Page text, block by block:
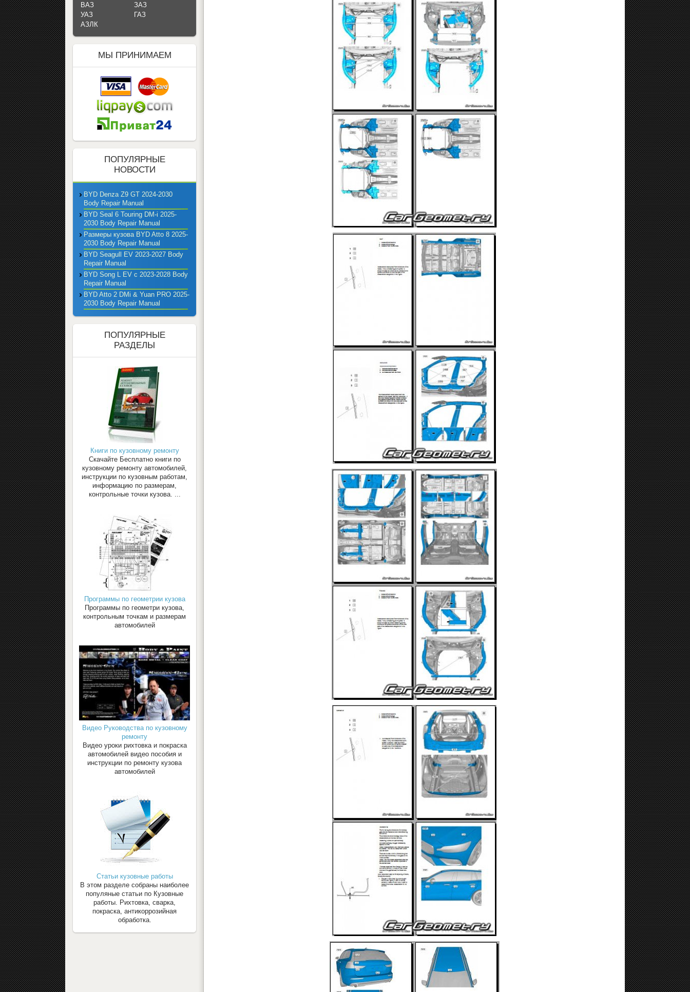
ВАЗ
ЗАЗ
УАЗ
ГАЗ
АЗЛК
МЫ ПРИНИМАЕМ
ПОПУЛЯРНЫЕ
НОВОСТИ
BYD Denza Z9 GT 2024-2030
Body Repair Manual
BYD Seal 6 Touring DM-i 2025-
2030 Body Repair Manual
Размеры кузова BYD Atto 8 2025-
2030 Body Repair Manual
BYD Seagull EV 2023-2027 Body
Repair Manual
BYD Song L EV с 2023-2028 Body
Repair Manual
BYD Atto 2 DMi & Yuan PRO 2025-
2030 Body Repair Manual
ПОПУЛЯРНЫЕ
РАЗДЕЛЫ
Книги по кузовному ремонту
Скачайте Бесплатно книги по
кузовному ремонту автомобилей,
инструкции по кузовным работам,
информацию по размерам,
контрольные точки кузова. ...
Программы по геометрии кузова
Программы по геометри кузова,
контрольным точкам и размерам
автомобилей
Видео Руководства по кузовному
ремонту
Видео уроки рихтовка и покраска
автомобилей видео пособия и
инструкции по ремонту кузова
автомобилей
Статьи кузовные работы
В этом разделе собраны наиболее
популяные статьи по Кузовные
работы. Рихтовка, сварка,
покраска, антикоррозийная
обработка.